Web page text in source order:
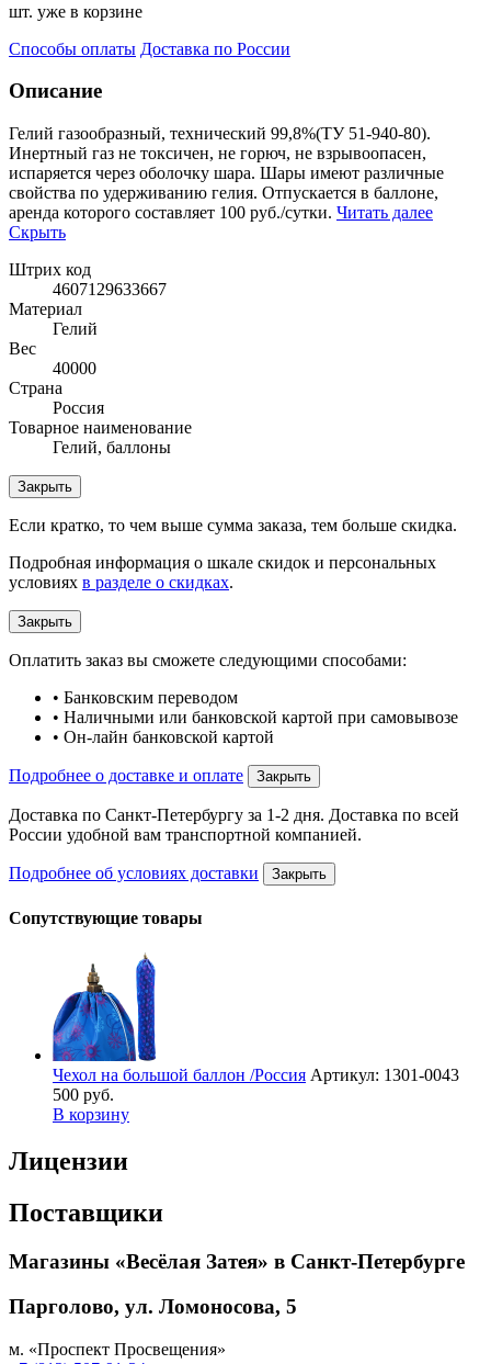
шт. уже в корзине
Способы оплаты Доставка по России
Описание
Гелий газообразный, технический 99,8%(ТУ 51-940-80).
Инертный газ не токсичен, не горюч, не взрывоопасен,
испаряется через оболочку шара. Шары имеют различные
свойства по удерживанию гелия. Отпускается в баллоне,
аренда которого составляет 100 руб./сутки. Читать далее
Скрыть
Штрих код
4607129633667
Материал
Гелий
Вес
40000
Страна
Россия
Товарное наименование
Гелий, баллоны
Закрыть
Если кратко, то чем выше сумма заказа, тем больше скидка.
Подробная информация о шкале скидок и персональных
условиях в разделе о скидках.
Закрыть
Оплатить заказ вы сможете следующими способами:
• Банковским переводом
• Наличными или банковской картой при самовывозе
• Он-лайн банковской картой
Подробнее о доставке и оплате Закрыть
Доставка по Санкт-Петербургу за 1-2 дня. Доставка по всей
России удобной вам транспортной компанией.
Подробнее об условиях доставки Закрыть
Сопутствующие товары
Чехол на большой баллон /Россия Артикул: 1301-0043
500 руб.
В корзину
Лицензии
Поставщики
Магазины «Весёлая Затея» в Санкт-Петербурге
Парголово, ул. Ломоносова, 5
м. «Проспект Просвещения»